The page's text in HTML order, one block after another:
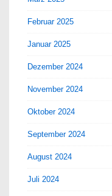
Februar 2025
Januar 2025
Dezember 2024
November 2024
Oktober 2024
September 2024
August 2024
Juli 2024